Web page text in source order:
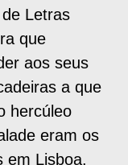
Letras
que
aos seus
a que
hercúleo
eram os
em Lisboa.